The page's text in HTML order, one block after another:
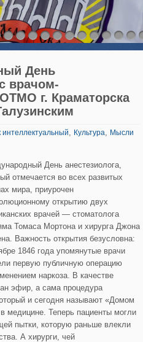
День
врачом-
г. Краматорска
интеллектуальный, Культура, Мысли
День анестезиолога,
отмечается во всех развитых
мира, приурочен
открытию двух
врачей — стоматолога
Томаса Мортона и хирурга Джона
Важность открытия безусловна:
1846 года упомянутые врачи
первую публичную операцию
наркоза. В качестве
эфир, а сама процедура
и сегодня называют «Домом
медицине. Теперь пациенты могли
пытки, которую раньше влекли
А хирурги, чей